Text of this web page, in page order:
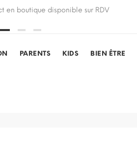
en boutique disponible sur RDV
PARENTS KIDS BIEN ÊTRE